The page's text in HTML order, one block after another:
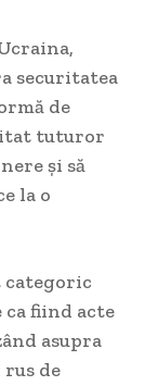
securitatea
de
tuturor
și să
la o
categoric
fiind acte
asupra
de